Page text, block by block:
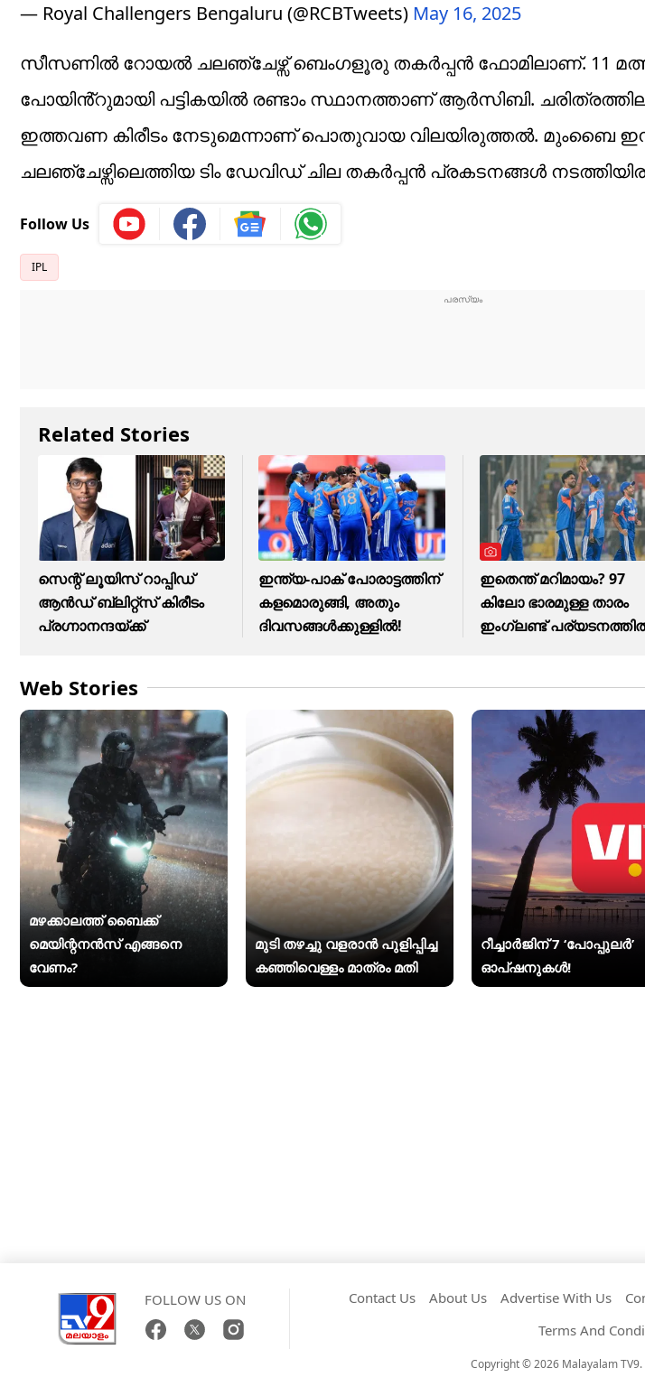
— Royal Challengers Bengaluru (@RCBTweets) May 16, 2025
സീസണിൽ റോയൽ ചലഞ്ചേഴ്സ് ബെംഗളൂരു തകർപ്പൻ ഫോമിലാണ്. 11
പോയിൻ്റുമായി പട്ടികയിൽ രണ്ടാം സ്ഥാനത്താണ് ആർസിബി.
ഇത്തവണ കിരീടം നേടുമെന്നാണ് പൊതുവായ വിലയിരുത്തൽ. മുംബൈ
ചലഞ്ചേഴ്സിലെത്തിയ ടിം ഡേവിഡ് ചില തകർപ്പൻ പ്രകടനങ്ങൾ
Follow Us
IPL
Related Stories
സെന്റ് ലൂയിസ് റാപ്പിഡ്
ആൻഡ് ബ്ലിറ്റ്സ് കിരീടം
പ്രഗ്നാനന്ദയ്ക്ക്
ഇന്ത്യ-പാക് പോരാട്ടത്തിന്
കളമൊരുങ്ങി, അതും
ദിവസങ്ങള്‍ക്കുള്ളില്‍!
ഇതെന്ത് മറിമായം? 97
കിലോ ഭാരമുള്ള താരം
ഇംഗ്ലണ്ട്
Web Stories
മഴക്കാലത്ത് ബൈക്ക്
മെയിന്റനൻസ് എങ്ങനെ
വേണം?
മുടി തഴച്ചു വളരാൻ പുളിപ്പിച്ച
കഞ്ഞിവെള്ളം മാത്രം മതി
റീച്ചാർജിന് 7 ‘പോപ്പുലർ’
ഓപ്ഷനുകൾ!
FOLLOW US ON Contact Us About Us Advertise With Us
Terms And
Copyright © 2026 Malayalam TV9.